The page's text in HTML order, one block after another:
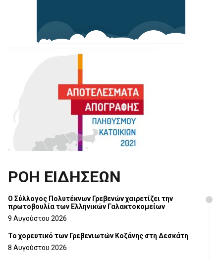
ΡΟΗ ΕΙΔΗΣΕΩΝ
Ο Σύλλογος Πολυτέκνων Γρεβενών χαιρετίζει την
πρωτοβουλία των Ελληνικών Γαλακτοκομείων
9 Αυγούστου 2026
Το χορευτικό των Γρεβενιωτών Κοζάνης στη Δεσκάτη
8 Αυγούστου 2026